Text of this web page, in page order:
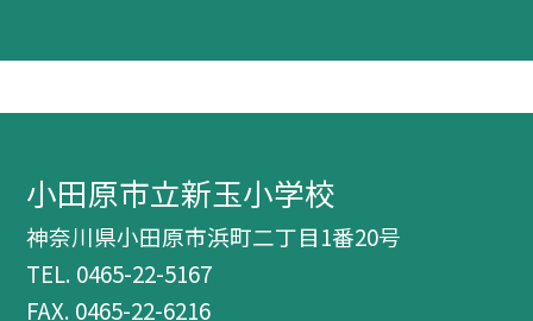
小田原市立新玉小学校
神奈川県小田原市浜町二丁目1番20号
TEL. 0465-22-5167
FAX. 0465-22-6216